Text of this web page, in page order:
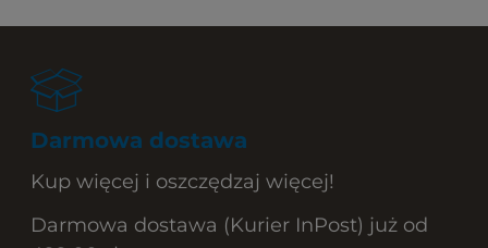
Darmowa dostawa
Kup więcej i oszczędzaj więcej!
Darmowa dostawa (Kurier InPost) już od